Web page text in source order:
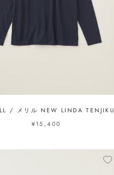
/ メリル NEW LINDA TENJIKU
¥15,400